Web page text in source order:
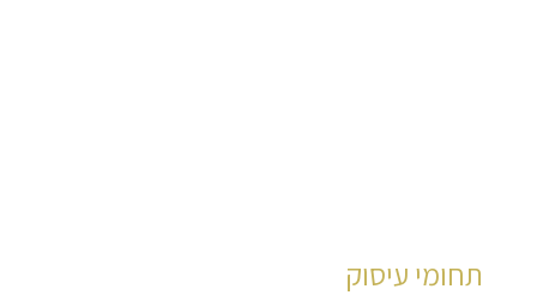
תחומי עיסוק